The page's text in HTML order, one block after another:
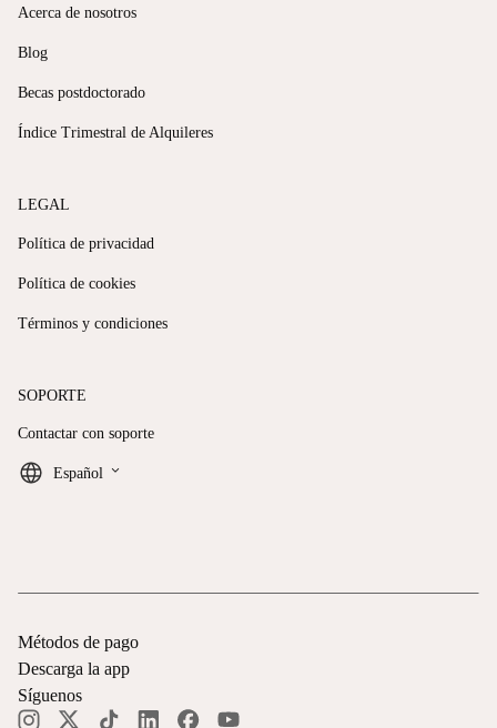
Acerca de nosotros
Blog
Becas postdoctorado
Índice Trimestral de Alquileres
LEGAL
Política de privacidad
Política de cookies
Términos y condiciones
SOPORTE
Contactar con soporte
Español keyboard_arrow_down
Métodos de pago
Descarga la app
Síguenos